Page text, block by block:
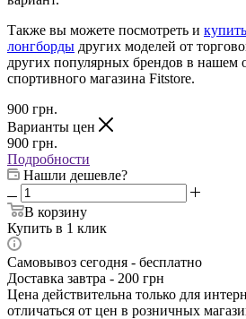
Также вы можете посмотреть и
лонгборды других моделей от
других популярных брендов в нашем
спортивного магазина Fitstore.
900 грн.
Варианты цен
900 грн.
Подробности
Нашли дешевле?
В корзину
Купить в 1 клик
Самовывоз сегодня - бесплатно
Доставка завтра - 200 грн
Цена действительна только для
отличаться от цен в розничных